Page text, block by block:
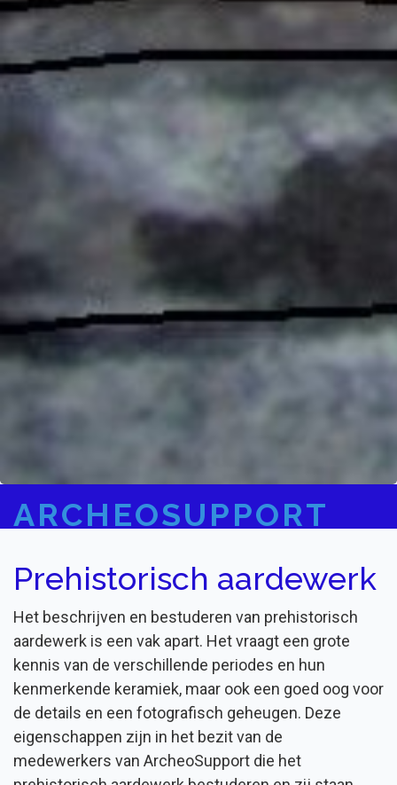
ARCHEOSUPPORT
Prehistorisch aardewerk
Het beschrijven en bestuderen van prehistorisch
aardewerk is een vak apart. Het vraagt een grote
kennis van de verschillende periodes en hun
kenmerkende keramiek, maar ook een goed oog voor
de details en een fotografisch geheugen. Deze
eigenschappen zijn in het bezit van de
medewerkers van ArcheoSupport die het